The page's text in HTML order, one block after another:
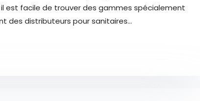
il est facile de trouver des gammes spécialement
des distributeurs pour sanitaires…